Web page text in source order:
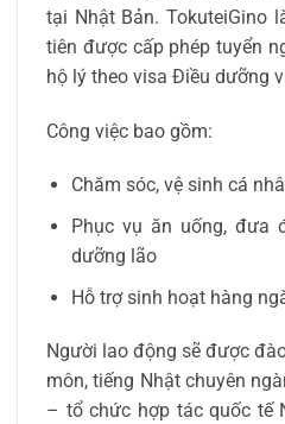
tại Nhật Bản. TokuteiGino
tiên được cấp phép tuyển
hộ lý theo visa Điều dưỡng
Công việc bao gồm:
Chăm sóc, vệ sinh cá
Phục vụ ăn uống, đưa
dưỡng lão
Hỗ trợ sinh hoạt hàng
Người lao động sẽ được
môn, tiếng Nhật chuyên
– tổ chức hợp tác quốc tế